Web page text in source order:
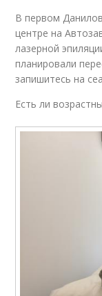
В первом
центре на
лазерной
планировали
запишитесь на
Есть ли